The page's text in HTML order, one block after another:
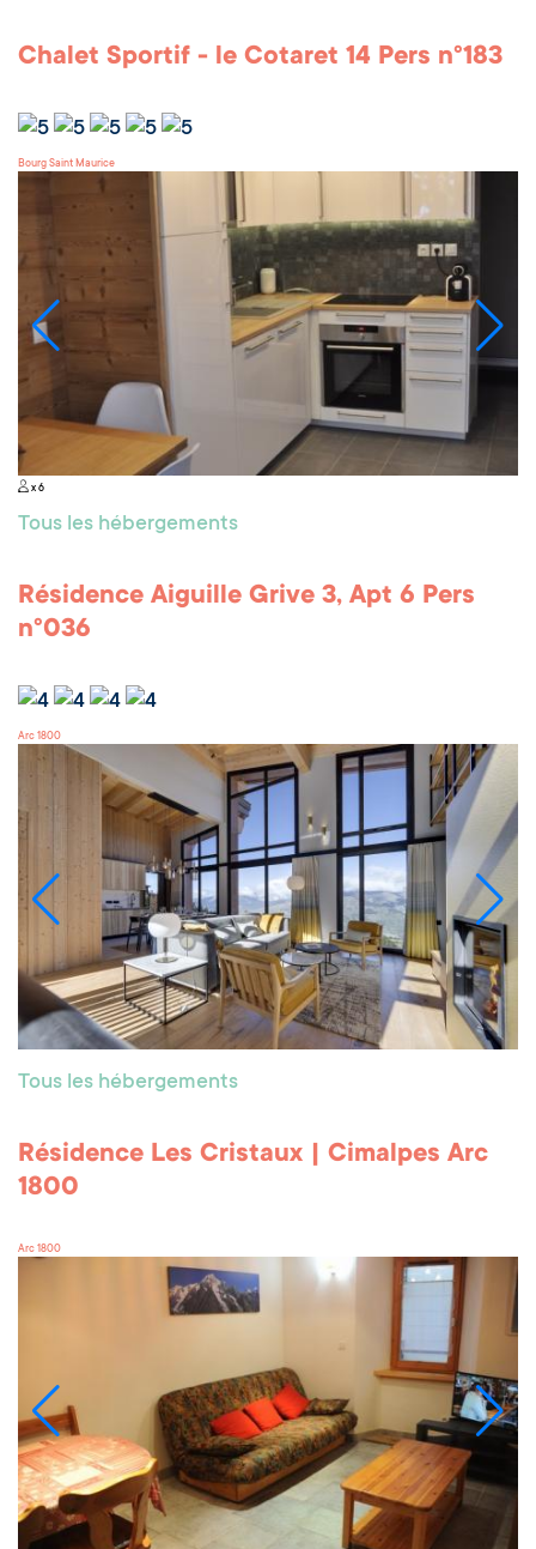
Chalet Sportif - le Cotaret 14 Pers n°183
Bourg Saint Maurice
x 6
Tous les hébergements
Résidence Aiguille Grive 3, Apt 6 Pers
n°036
Arc 1800
Tous les hébergements
Résidence Les Cristaux | Cimalpes Arc
1800
Arc 1800